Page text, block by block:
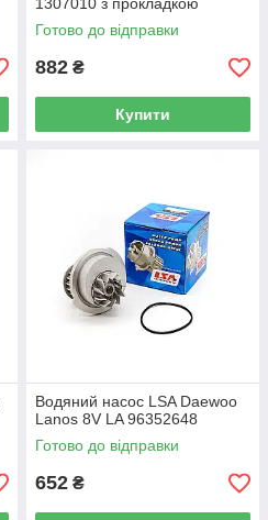
1307010 з прокладкою
Готово до відправки
882 ₴
Купити
Водяний насос LSA Daewoo
Lanos 8V LA 96352648
Готово до відправки
652 ₴